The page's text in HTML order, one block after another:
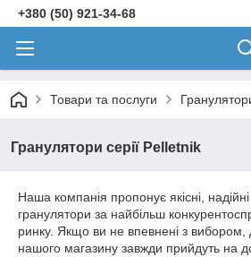
+380 (50) 921-34-68
Товари та послуги
Гранулятори серії Pelletnik
Наша компанія пропонує якісні, надійні
гранулятори за найбільш
ринку. Якщо ви не впевнені з вибором,
нашого магазину завжди прийдуть на